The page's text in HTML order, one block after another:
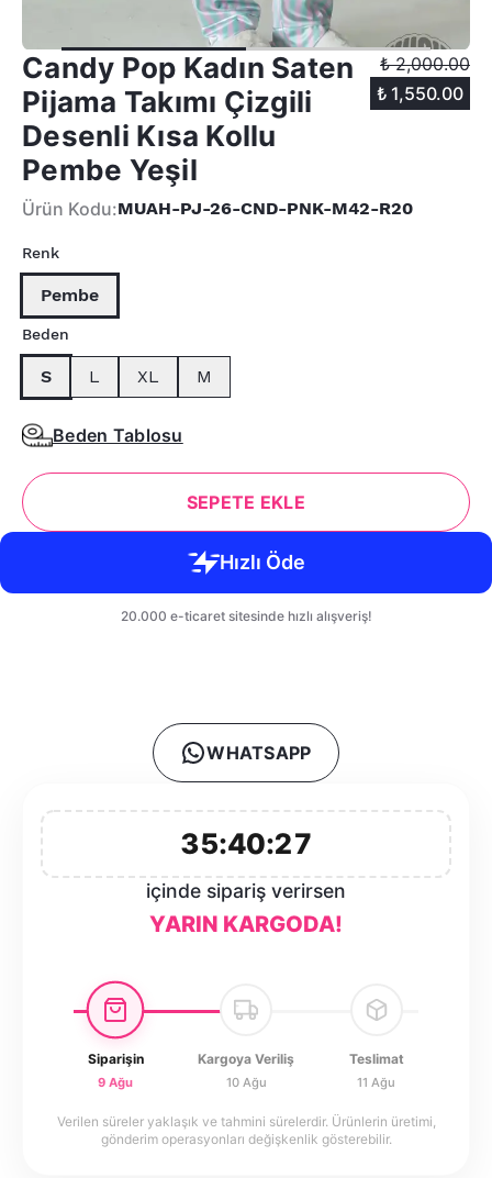
Candy Pop Kadın Saten
Pijama Takımı Çizgili
Desenli Kısa Kollu
Pembe Yeşil
₺ 2,000.00
₺ 1,550.00
Ürün Kodu:MUAH-PJ-26-CND-PNK-M42-R20
Renk
Pembe
Beden
S L XL M
Beden Tablosu
SEPETE EKLE
WHATSAPP
35:40:27
içinde sipariş verirsen
YARIN KARGODA!
Siparişin
9 Ağu
Kargoya Veriliş
10 Ağu
Teslimat
11 Ağu
Verilen süreler yaklaşık ve tahmini sürelerdir. Ürünlerin üretimi,
gönderim operasyonları değişkenlik gösterebilir.